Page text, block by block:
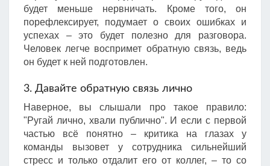
будет меньше нервничать. Кроме того, он
порефлексирует, подумает о своих ошибках и
успехах – это будет полезно для разговора.
Человек легче воспримет обратную связь, ведь
он будет к ней подготовлен.
3. Давайте обратную связь лично
Наверное, вы слышали про такое правило:
"Ругай лично, хвали публично". И если с первой
частью всё понятно – критика на глазах у
команды вызовет у сотрудника сильнейший
стресс и только отдалит его от коллег, – то со